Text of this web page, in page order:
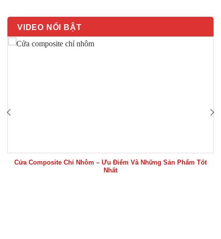
VIDEO NỔI BẬT
Cửa Composite Chỉ Nhôm – Ưu Điểm Và Những Sản Phẩm Tốt
Nhất